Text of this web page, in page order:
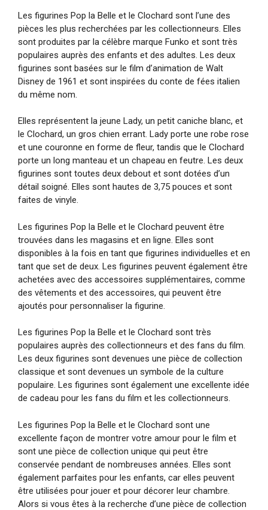
Les figurines Pop la Belle et le Clochard sont l’une des
pièces les plus recherchées par les collectionneurs. Elles
sont produites par la célèbre marque Funko et sont très
populaires auprès des enfants et des adultes. Les deux
figurines sont basées sur le film d’animation de Walt
Disney de 1961 et sont inspirées du conte de fées italien
du même nom.
Elles représentent la jeune Lady, un petit caniche blanc, et
le Clochard, un gros chien errant. Lady porte une robe rose
et une couronne en forme de fleur, tandis que le Clochard
porte un long manteau et un chapeau en feutre. Les deux
figurines sont toutes deux debout et sont dotées d’un
détail soigné. Elles sont hautes de 3,75 pouces et sont
faites de vinyle.
Les figurines Pop la Belle et le Clochard peuvent être
trouvées dans les magasins et en ligne. Elles sont
disponibles à la fois en tant que figurines individuelles et en
tant que set de deux. Les figurines peuvent également être
achetées avec des accessoires supplémentaires, comme
des vêtements et des accessoires, qui peuvent être
ajoutés pour personnaliser la figurine.
Les figurines Pop la Belle et le Clochard sont très
populaires auprès des collectionneurs et des fans du film.
Les deux figurines sont devenues une pièce de collection
classique et sont devenues un symbole de la culture
populaire. Les figurines sont également une excellente idée
de cadeau pour les fans du film et les collectionneurs.
Les figurines Pop la Belle et le Clochard sont une
excellente façon de montrer votre amour pour le film et
sont une pièce de collection unique qui peut être
conservée pendant de nombreuses années. Elles sont
également parfaites pour les enfants, car elles peuvent
être utilisées pour jouer et pour décorer leur chambre.
Alors si vous êtes à la recherche d’une pièce de collection